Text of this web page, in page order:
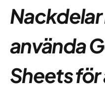
använda
Sheets